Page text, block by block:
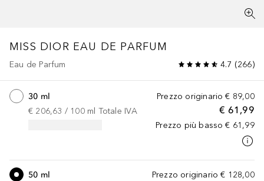
MISS DIOR EAU DE PARFUM
Eau de Parfum 4.7 (266)
Prezzo originario € 89,00
€ 61,99
Prezzo più basso € 61,99
30 ml
€ 206,63 / 100 ml Totale IVA
Prezzo originario € 128,00
50 ml